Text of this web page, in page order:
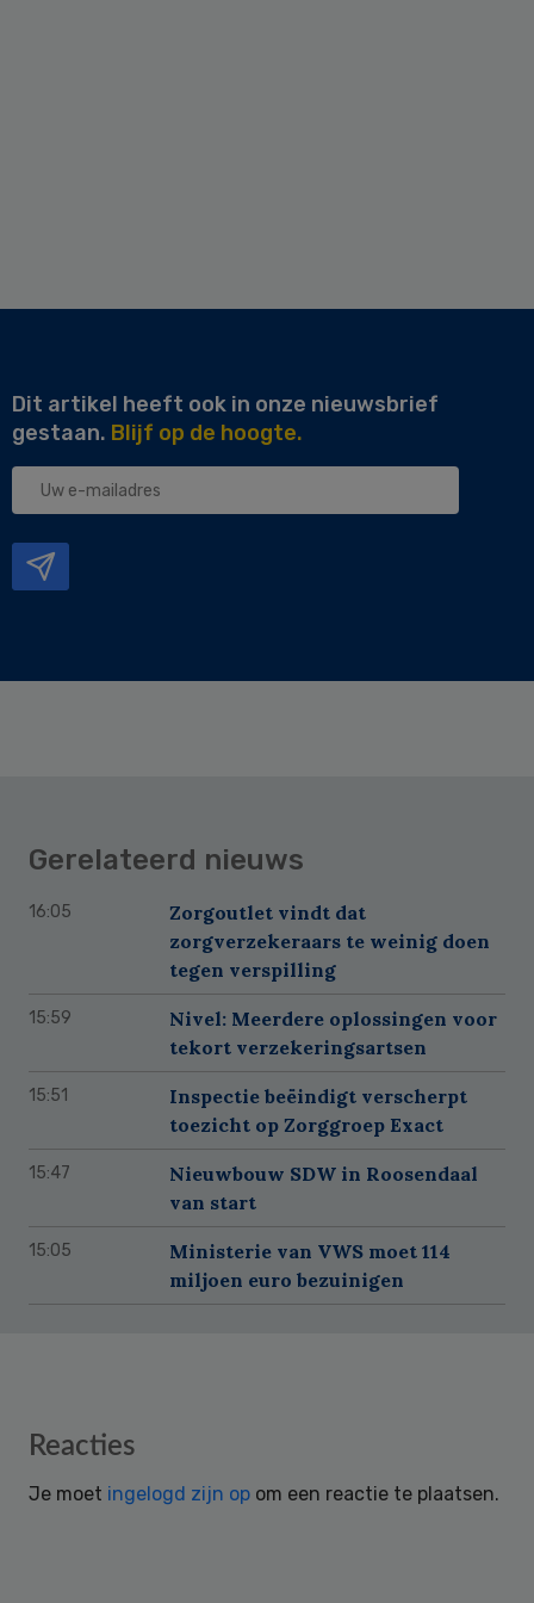
Dit artikel heeft ook in onze nieuwsbrief
gestaan. Blijf op de hoogte.
Uw
Gerelateerd nieuws
16:05
Zorgoutlet vindt dat
zorgverzekeraars te weinig doen
tegen verspilling
15:59
Nivel: Meerdere oplossingen voor
tekort verzekeringsartsen
15:51
Inspectie beëindigt verscherpt
toezicht op Zorggroep Exact
15:47
Nieuwbouw SDW in Roosendaal
van start
15:05
Ministerie van VWS moet 114
miljoen euro bezuinigen
Reader
Reacties
Je moet ingelogd zijn op om een reactie te plaatsen.